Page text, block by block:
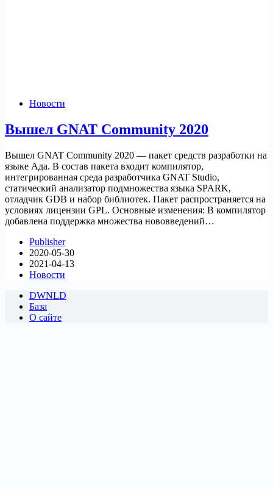
Новости
Вышел GNAT Community 2020
Вышел GNAT Community 2020 — пакет средств разработки на
языке Ада. В состав пакета входит компилятор,
интегрированная среда разработчика GNAT Studio,
статический анализатор подмножества языка SPARK,
отладчик GDB и набор библиотек. Пакет распространяется на
условиях лицензии GPL. Основные изменения: В компилятор
добавлена поддержка множества нововведений…
Publisher
2020-05-30
2021-04-13
Новости
DWNLD
База
О сайте